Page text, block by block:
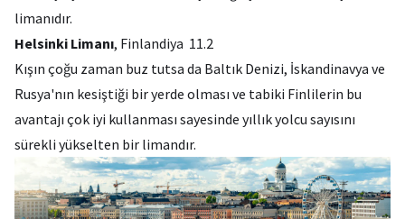
limanıdır.
Helsinki Limanı, Finlandiya 11.2
Kışın çoğu zaman buz tutsa da Baltık Denizi, İskandinavya ve
Rusya'nın kesiştiği bir yerde olması ve tabiki Finlilerin bu
avantajı çok iyi kullanması sayesinde yıllık yolcu sayısını
sürekli yükselten bir limandır.